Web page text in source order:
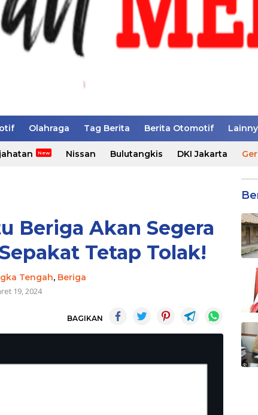
Olahraga Tag Berita Berita Otomotif
Nissan Bulutangkis DKI Jakarta
Beriga Akan Segera
Tetap Tolak!
Tengah, Beriga
19, 2024
BAGIKAN